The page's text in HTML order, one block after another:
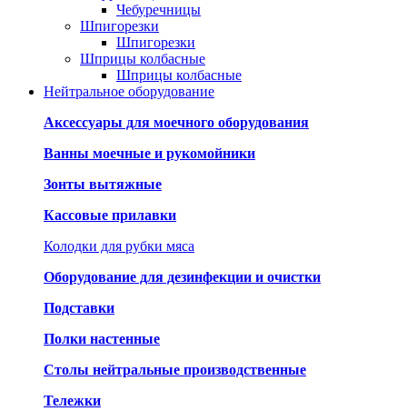
Чебуречницы
Шпигорезки
Шпигорезки
Шприцы колбасные
Шприцы колбасные
Нейтральное оборудование
Аксессуары для моечного оборудования
Ванны моечные и рукомойники
Зонты вытяжные
Кассовые прилавки
Колодки для рубки мяса
Оборудование для дезинфекции и очистки
Подставки
Полки настенные
Столы нейтральные производственные
Тележки